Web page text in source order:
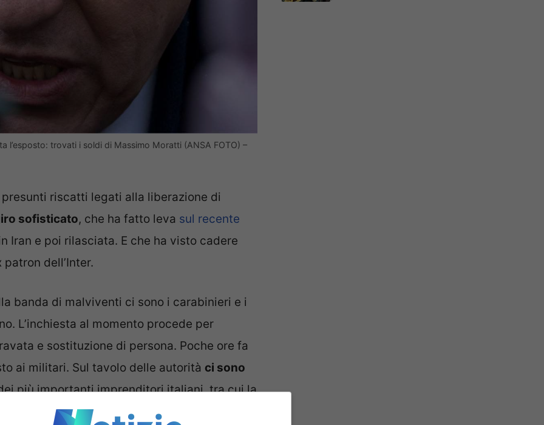
l’esposto: trovati i soldi di Massimo Moratti (ANSA FOTO) –
riscatti legati alla liberazione di
sofisticato, che ha fatto leva sul recente
Iran e poi rilasciata. E che ha visto cadere
dell’Inter.
banda di malviventi ci sono i carabinieri e i
L’inchiesta al momento procede per
e sostituzione di persona. Poche ore fa
ai militari. Sul tavolo delle autorità ci sono
più importanti imprenditori italiani, tra cui la
Beretta, Aleotti e Caprotti (Esselunga). E